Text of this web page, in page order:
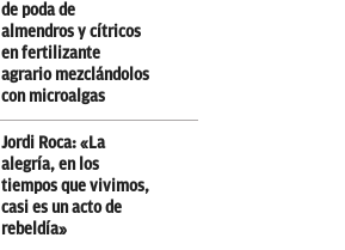
de poda de
almendros y cítricos
en fertilizante
agrario mezclándolos
con microalgas
Jordi Roca: «La
alegría, en los
tiempos que vivimos,
casi es un acto de
rebeldía»